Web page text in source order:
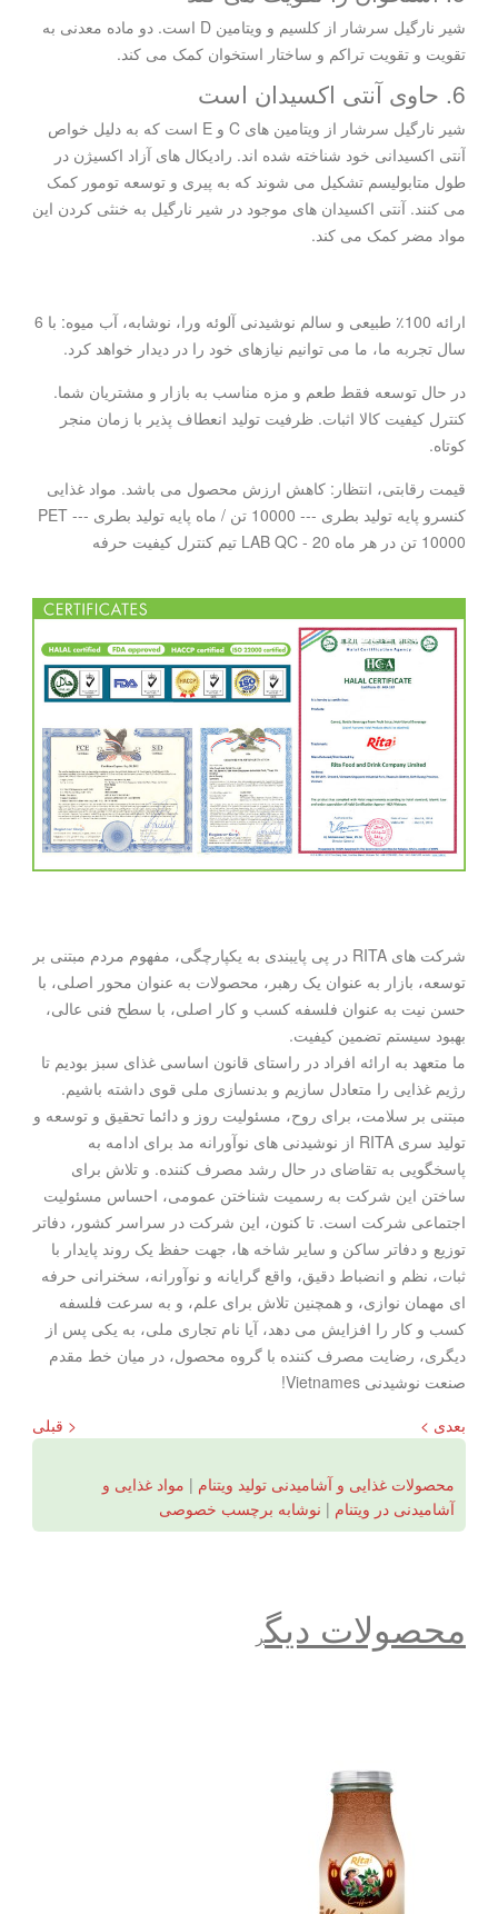
شیر نارگیل سرشار از کلسیم و ویتامین D است. دو ماده معدنی به
تقویت و تقویت تراکم و ساختار استخوان کمک می کند.
6. حاوی آنتی اکسیدان است
شیر نارگیل سرشار از ویتامین های C و E است که به دلیل خواص
آنتی اکسیدانی خود شناخته شده اند. رادیکال های آزاد اکسیژن در
طول متابولیسم تشکیل می شوند که به پیری و توسعه تومور کمک
می کنند. آنتی اکسیدان های موجود در شیر نارگیل به خنثی کردن این
مواد مضر کمک می کند.
ارائه 100٪ طبیعی و سالم نوشیدنی آلوئه ورا، نوشابه، آب میوه: با 6
سال تجربه ما، ما می توانیم نیازهای خود را در دیدار خواهد کرد.
در حال توسعه فقط طعم و مزه مناسب به بازار و مشتریان شما.
کنترل کیفیت کالا اثبات. ظرفیت تولید انعطاف پذیر با زمان منجر
کوتاه.
قیمت رقابتی، انتظار: کاهش ارزش محصول می باشد. مواد غذایی
کنسرو پایه تولید بطری --- 10000 تن / ماه پایه تولید بطری PET ---
10000 تن در هر ماه LAB QC - 20 تیم کنترل کیفیت حرفه
شرکت های RITA در پی پایبندی به یکپارچگی، مفهوم مردم مبتنی بر
توسعه، بازار به عنوان یک رهبر، محصولات به عنوان محور اصلی، با
حسن نیت به عنوان فلسفه کسب و کار اصلی، با سطح فنی عالی،
بهبود سیستم تضمین کیفیت.
ما متعهد به ارائه افراد در راستای قانون اساسی غذای سبز بودیم تا
رژیم غذایی را متعادل سازیم و بدنسازی ملی قوی داشته باشیم.
مبتنی بر سلامت، برای روح، مسئولیت روز و دائما تحقیق و توسعه و
تولید سری RITA از نوشیدنی های نوآورانه مد برای ادامه به
پاسخگویی به تقاضای در حال رشد مصرف کننده. و تلاش برای
ساختن این شرکت به رسمیت شناختن عمومی، احساس مسئولیت
اجتماعی شرکت است. تا کنون، این شرکت در سراسر کشور، دفاتر
توزیع و دفاتر ساکن و سایر شاخه ها، جهت حفظ یک روند پایدار با
ثبات، نظم و انضباط دقیق، واقع گرایانه و نوآورانه، سخنرانی حرفه
ای مهمان نوازی، و همچنین تلاش برای علم، و به سرعت فلسفه
کسب و کار را افزایش می دهد، آیا نام تجاری ملی، به یکی پس از
دیگری، رضایت مصرف کننده با گروه محصول، در میان خط مقدم
صنعت نوشیدنی Vietnames!
< قبلی
بعدی >
محصولات غذایی و آشامیدنی تولید ویتنام | مواد غذایی و
آشامیدنی در ویتنام | نوشابه برچسب خصوصی
محصولات دیگر